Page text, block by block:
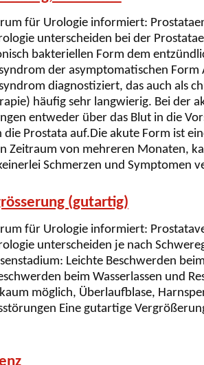
für Urologie informiert:
unterscheiden bei der
bakteriellen Form dem
der asymptomatischen
diagnostiziert, das auch als
häufig sehr langwierig. Bei der
entweder über das Blut in die
Prostata auf.Die akute Form ist
Zeitraum von mehreren Monaten,
Schmerzen und Symptomen
(gutartig)
für Urologie informiert:
unterscheiden je nach
Leichte Beschwerden
beim Wasserlassen und
möglich, Überlaufblase,
Eine gutartige